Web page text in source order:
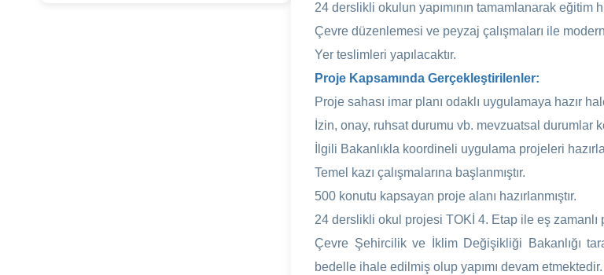
24 derslikli okulun yapımının tamamlanarak eğitim
Çevre düzenlemesi ve peyzaj çalışmaları ile
Yer teslimleri yapılacaktır.
Proje Kapsamında Gerçekleştirilenler:
Proje sahası imar planı odaklı uygulamaya hazır
İzin, onay, ruhsat durumu vb. mevzuatsal durumlar
İlgili Bakanlıkla koordineli uygulama projeleri
Temel kazı çalışmalarına başlanmıştır.
500 konutu kapsayan proje alanı hazırlanmıştır.
24 derslikli okul projesi TOKİ 4. Etap ile eş zamanlı
Çevre Şehircilik ve İklim Değişikliği Bakanlığı
bedelle ihale edilmiş olup yapımı devam etmektedir.